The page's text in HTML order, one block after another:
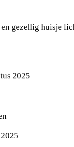
gezellig huisje
2025